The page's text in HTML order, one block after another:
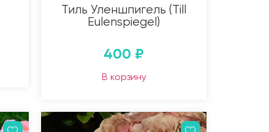
Тиль Уленшпигель (Till
Eulenspiegel)
400 ₽
В корзину